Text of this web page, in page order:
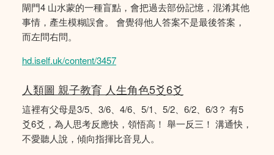
閘門4 山水蒙的一種盲點，會把過去部份記憶，混淆其他
事情，產生模糊誤會。 會覺得他人答案不是最後答案，
而左問右問。
hd.iself.uk/content/3457
人類圖 親子教育 人生角色5爻6爻
這裡有父母是3/5、3/6、4/6、5/1、5/2、6/2、6/3？ 有5
爻6爻，為人思考反應快，領悟高！ 舉一反三！ 溝通快，
不愛聽人說，傾向指揮比音見人。